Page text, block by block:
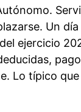
Un
ejercicio
Lo típico